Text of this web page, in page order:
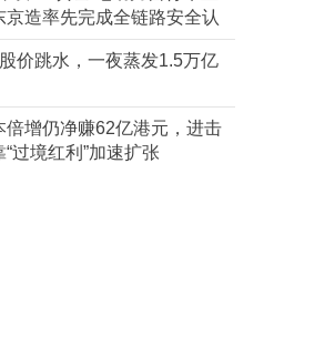
京造率先完成全链路安全认
价跳水，一夜蒸发1.5万亿
倍增仍净赚62亿港元，进击
“过境红利”加速扩张